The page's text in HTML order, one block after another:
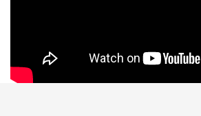
ポイント